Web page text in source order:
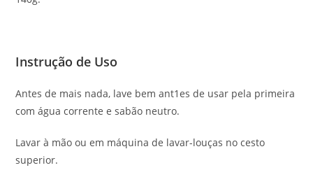
Instrução de Uso
Antes de mais nada, lave bem ant1es de usar pela primeira
com água corrente e sabão neutro.
Lavar à mão ou em máquina de lavar-louças no cesto
superior.